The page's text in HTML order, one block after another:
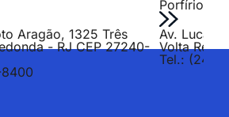
Aragão, 1325 Três
- RJ CEP 27240-
Porfírio
Av. Lucas
Volta
Tel.: (24)